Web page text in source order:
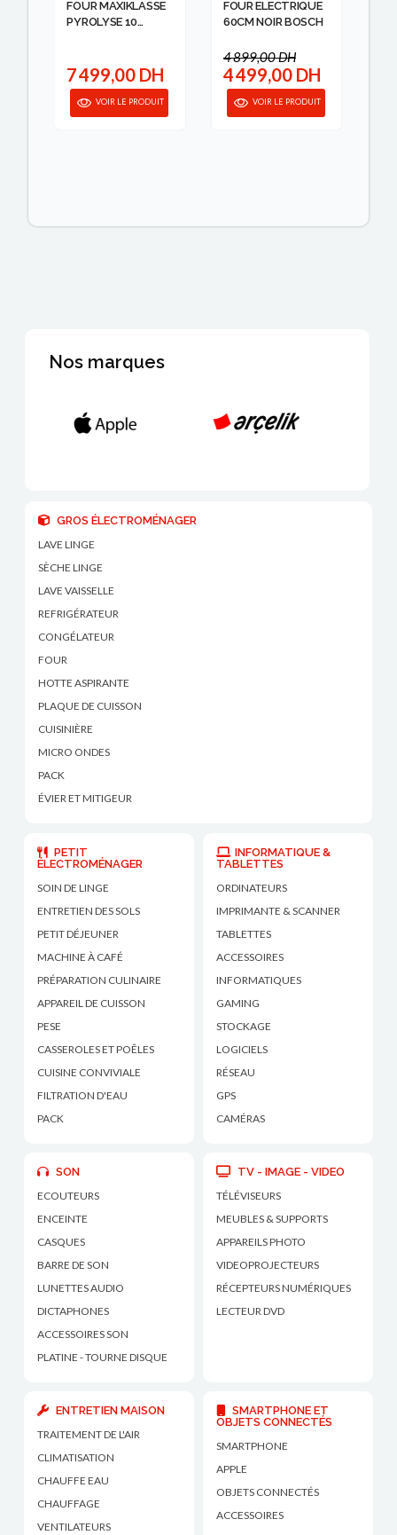
FOUR MAXIKLASSE
PYROLYSE 10
7 499,00 DH
VOIR LE PRODUIT
FOUR ELECTRIQUE
60CM NOIR BOSCH
4 899,00 DH
4 499,00 DH
VOIR LE PRODUIT
Nos marques
GROS ÉLECTROMÉNAGER
LAVE LINGE
SÈCHE LINGE
LAVE VAISSELLE
REFRIGÉRATEUR
CONGÉLATEUR
FOUR
HOTTE ASPIRANTE
PLAQUE DE CUISSON
CUISINIÈRE
MICRO ONDES
PACK
ÉVIER ET MITIGEUR
PETIT
ÉLECTROMÉNAGER
SOIN DE LINGE
ENTRETIEN DES SOLS
PETIT DÉJEUNER
MACHINE À CAFÉ
PRÉPARATION CULINAIRE
APPAREIL DE CUISSON
PESE
CASSEROLES ET POÊLES
CUISINE CONVIVIALE
FILTRATION D'EAU
PACK
INFORMATIQUE &
TABLETTES
ORDINATEURS
IMPRIMANTE & SCANNER
TABLETTES
ACCESSOIRES
INFORMATIQUES
GAMING
STOCKAGE
LOGICIELS
RÉSEAU
GPS
CAMÉRAS
SON
ECOUTEURS
ENCEINTE
CASQUES
BARRE DE SON
LUNETTES AUDIO
DICTAPHONES
ACCESSOIRES SON
PLATINE - TOURNE DISQUE
TV - IMAGE - VIDEO
TÉLÉVISEURS
MEUBLES & SUPPORTS
APPAREILS PHOTO
VIDEOPROJECTEURS
RÉCEPTEURS NUMÉRIQUES
LECTEUR DVD
ENTRETIEN MAISON
TRAITEMENT DE L'AIR
CLIMATISATION
CHAUFFE EAU
CHAUFFAGE
VENTILATEURS
SMARTPHONE ET
OBJETS CONNECTÉS
SMARTPHONE
APPLE
OBJETS CONNECTÉS
ACCESSOIRES